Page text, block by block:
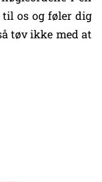
os og føler dig
tøv ikke med at